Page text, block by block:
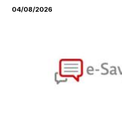
04/08/2026